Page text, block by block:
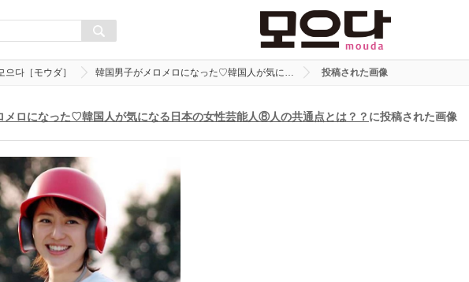
다［モウダ］ 韓国男子がメロメロになった♡韓国人が気に… 投稿された画像
メロになった♡韓国人が気になる日本の女性芸能人⑧人の共通点とは？？ に投稿された画像